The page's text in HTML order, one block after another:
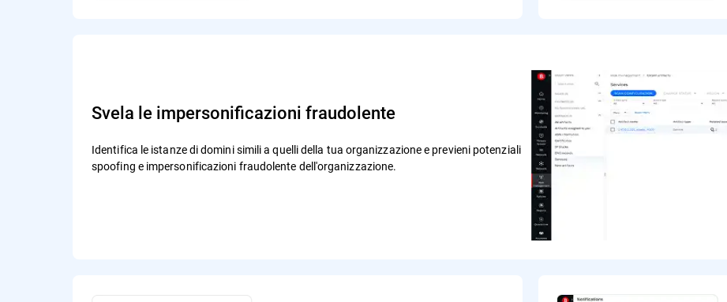
Svela le impersonificazioni fraudolente
Identifica le istanze di domini simili a quelli della tua organizzazione e previeni potenziali
spoofing e impersonificazioni fraudolente dell'organizzazione.